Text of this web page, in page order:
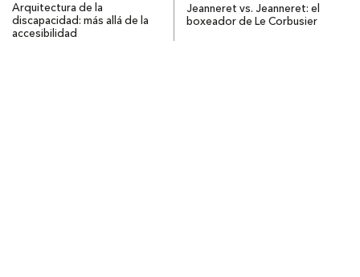
Arquitectura de la
discapacidad: más allá de la
accesibilidad
Jeanneret vs. Jeanneret: el
boxeador de Le Corbusier